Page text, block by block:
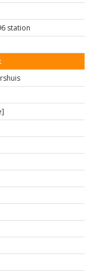
station